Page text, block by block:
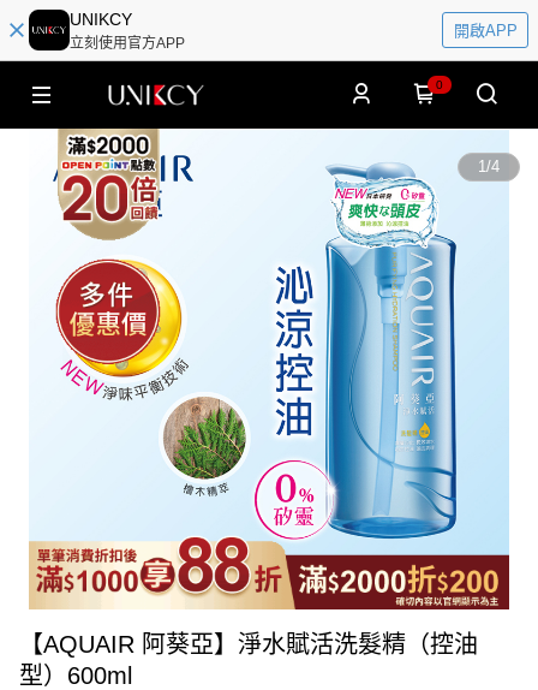
UNIKCY
立刻使用官方APP
開啟APP
0
1/4
【AQUAIR 阿葵亞】淨水賦活洗髮精（控油
型）600ml